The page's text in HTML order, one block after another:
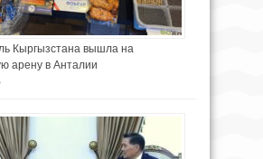
Кыргызстана вышла на
арену в Анталии